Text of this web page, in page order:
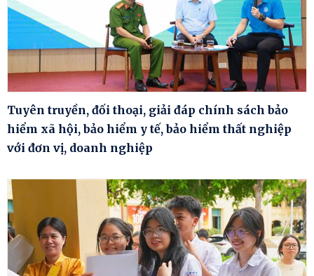
Tuyên truyền, đối thoại, giải đáp chính sách bảo
hiểm xã hội, bảo hiểm y tế, bảo hiểm thất nghiệp
với đơn vị, doanh nghiệp